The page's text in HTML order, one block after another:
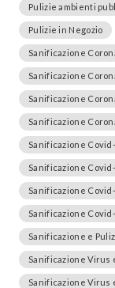
Pulizie ambienti
Pulizie in Negozio
Sanificazione
Sanificazione
Sanificazione
Sanificazione
Sanificazione
Sanificazione
Sanificazione
Sanificazione
Sanificazione e
Sanificazione Virus
Sanificazione Virus